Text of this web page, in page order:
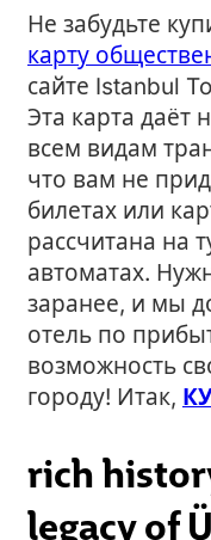
Не забудьте
карту
сайте Istanbul
Эта карта даёт
всем видам
что вам не
билетах или
рассчитана на
автоматах.
заранее, и мы
отель по
возможность
городу! Итак,
rich
legacy of